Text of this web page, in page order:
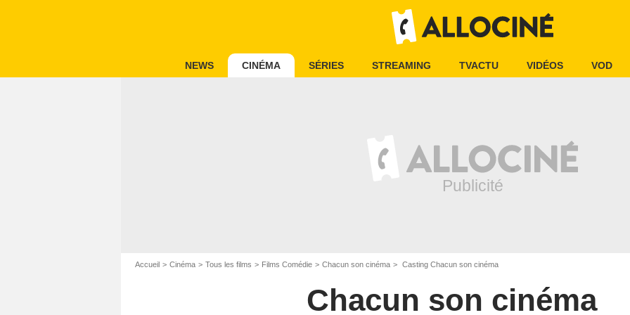
NEWS CINÉMA SÉRIES STREAMING TVACTU VIDÉOS VOD
Accueil Cinéma Tous les films Films Comédie Chacun son cinéma Casting Chacun son cinéma
Chacun son cinéma